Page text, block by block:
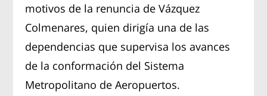
motivos de la renuncia de Vázquez
Colmenares, quien dirigía una de las
dependencias que supervisa los avances
de la conformación del Sistema
Metropolitano de Aeropuertos.